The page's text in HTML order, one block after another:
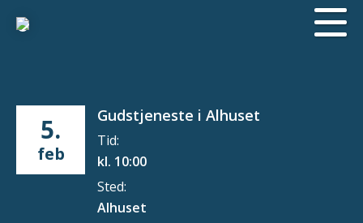
5.
feb
Gudstjeneste i Alhuset
Tid:
kl. 10:00
Sted:
Alhuset